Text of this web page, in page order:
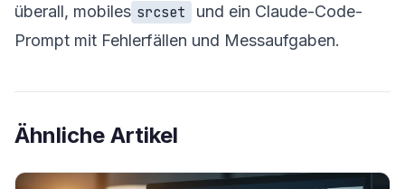
überall, mobiles srcset
und ein Claude-Code-
Prompt mit Fehlerfällen und Messaufgaben.
Ähnliche Artikel